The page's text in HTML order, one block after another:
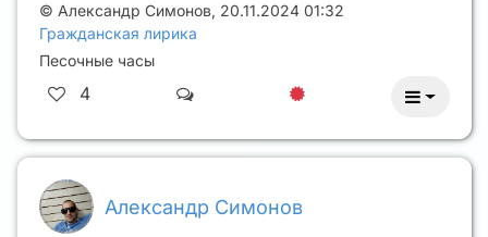
© Александр Симонов, 20.11.2024 01:32
Гражданская лирика
Песочные часы
4
Александр Симонов